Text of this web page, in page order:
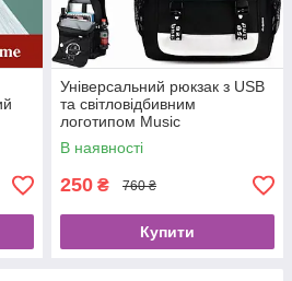
Універсальний рюкзак з USB
та світловідбивним
логотипом Music
В наявності
250 ₴ 760 ₴
Купити